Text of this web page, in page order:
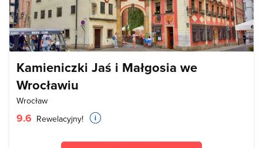
Kamieniczki Jaś i Małgosia we
Wrocławiu
Wrocław
9.6 Rewelacyjny!